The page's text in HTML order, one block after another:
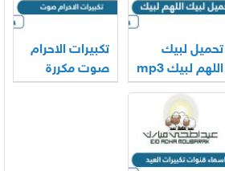
تحميل لبيك
اللهم لبيك mp3
الحرم المكي
2026
تكبيرات الاحرام
صوت مكررة